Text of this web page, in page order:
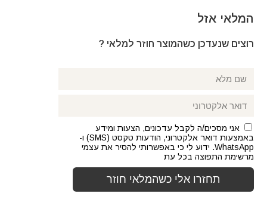
₪119.00.המלאי אזל
רוצים שנעדכן כשהמוצר חוזר למלאי ?
אני מסכים/ה לקבל עדכונים, הצעות ומידע
באמצעות דואר אלקטרוני, הודעות טקסט (SMS) ו-
WhatsApp. ידוע לי כי באפשרותי להסיר את עצמי
מרשימת התפוצה בכל עת